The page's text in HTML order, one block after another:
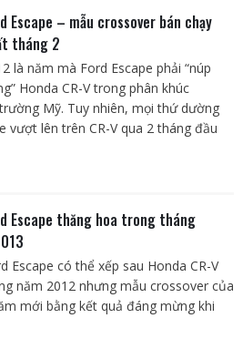
Escape – mẫu crossover bán chạy
tháng 2
là năm mà Ford Escape phải “núp
Honda CR-V trong phân khúc
Mỹ. Tuy nhiên, mọi thứ dường
vượt lên trên CR-V qua 2 tháng đầu
Escape thăng hoa trong tháng
Escape có thể xếp sau Honda CR-V
năm 2012 nhưng mẫu crossover của
mới bằng kết quả đáng mừng khi